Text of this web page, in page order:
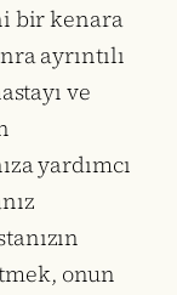
bir kenara
ayrıntılı
ve
yardımcı
onun